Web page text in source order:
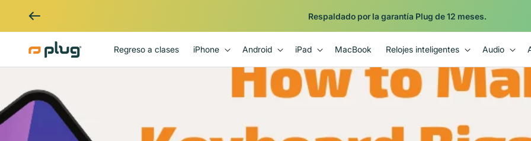
Respaldado por la garantía Plug de 12 meses.
Regreso a clases iPhone Android iPad MacBook Relojes inteligentes Audio